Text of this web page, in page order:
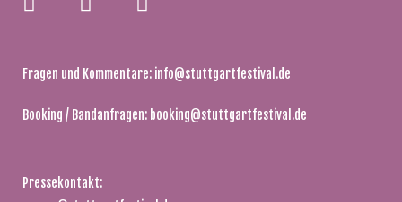
Fragen und Kommentare: info@stuttgartfestival.de
Booking / Bandanfragen: booking@stuttgartfestival.de
Pressekontakt: